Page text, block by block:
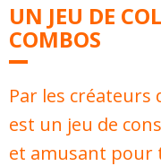
UN JEU DE
COMBOS
Par les créateurs
est un jeu de
et amusant pour